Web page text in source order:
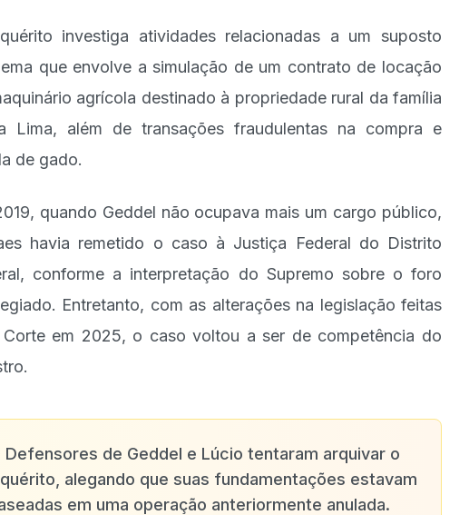
investiga atividades relacionadas a um suposto
que envolve a simulação de um contrato de locação
agrícola destinado à propriedade rural da família
Lima, além de transações fraudulentas na compra e
de gado.
quando Geddel não ocupava mais um cargo público,
havia remetido o caso à Justiça Federal do Distrito
conforme a interpretação do Supremo sobre o foro
Entretanto, com as alterações na legislação feitas
em 2025, o caso voltou a ser de competência do
Defensores de Geddel e Lúcio tentaram arquivar o
alegando que suas fundamentações estavam
em uma operação anteriormente anulada.